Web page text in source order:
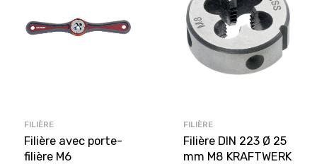
FILIÈRE
Filière avec porte-
filière M6
FILIÈRE
Filière DIN 223 Ø 25
mm M8 KRAFTWERK